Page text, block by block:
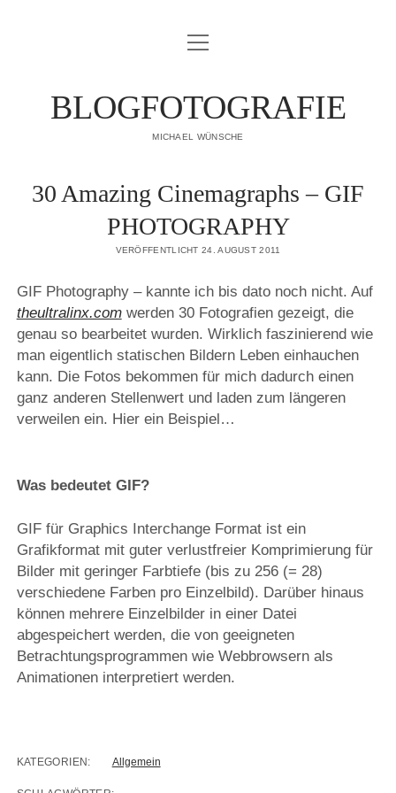
IMPRESSUM
Menü
öffnen
BLOGFOTOGRAFIE
MICHAEL WÜNSCHE
30 Amazing Cinemagraphs – GIF
PHOTOGRAPHY
VERÖFFENTLICHT 24. AUGUST 2011
GIF Photography – kannte ich bis dato noch nicht. Auf
theultralinx.comwerden 30 Fotografien gezeigt, die
genau so bearbeitet wurden. Wirklich faszinierend wie
man eigentlich statischen Bildern Leben einhauchen
kann. Die Fotos bekommen für mich dadurch einen
ganz anderen Stellenwert und laden zum längeren
verweilen ein. Hier ein Beispiel…
Was bedeutet GIF?
GIF für Graphics Interchange Format ist ein
Grafikformat mit guter verlustfreier Komprimierung für
Bilder mit geringer Farbtiefe (bis zu 256 (= 28)
verschiedene Farben pro Einzelbild). Darüber hinaus
können mehrere Einzelbilder in einer Datei
abgespeichert werden, die von geeigneten
Betrachtungsprogrammen wie Webbrowsern als
Animationen interpretiert werden.
KATEGORIEN: Allgemein